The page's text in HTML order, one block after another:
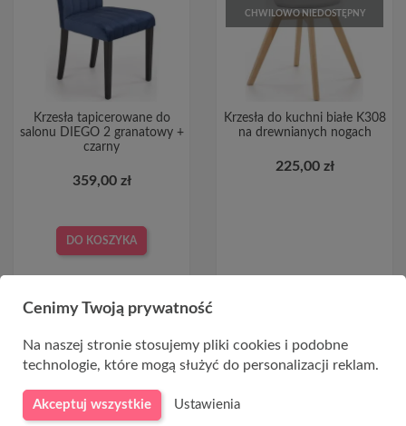
Krzesła tapicerowane do
salonu DIEGO 2 granatowy +
czarny
359,00 zł
DO KOSZYKA
CHWILOWO NIEDOSTĘPNY
Krzesła do kuchni białe K308
na drewnianych nogach
225,00 zł
CHWILOWO NIEDOSTĘPNY
Cenimy Twoją prywatność
Na naszej stronie stosujemy pliki cookies i podobne
technologie, które mogą służyć do personalizacji reklam.
Akceptuj wszystkie Ustawienia